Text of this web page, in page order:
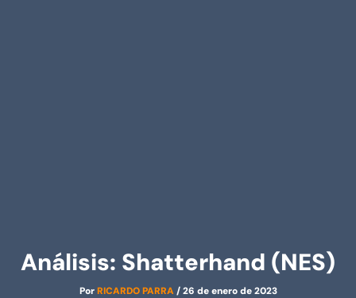
Análisis: Shatterhand (NES)
PorRICARDO PARRA/26 de enero de 2023